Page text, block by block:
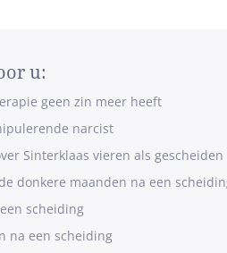
u:
geen zin meer heeft
narcist
Sinterklaas vieren als
donkere maanden na een
scheiding
na een scheiding